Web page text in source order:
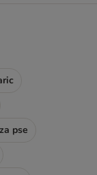
pse